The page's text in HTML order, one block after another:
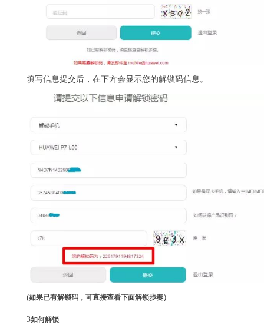
填写信息提交后，在下方会显示您的解锁码信息。
(如果已有解锁码，可直接查看下面解锁步奏）
3如何解锁